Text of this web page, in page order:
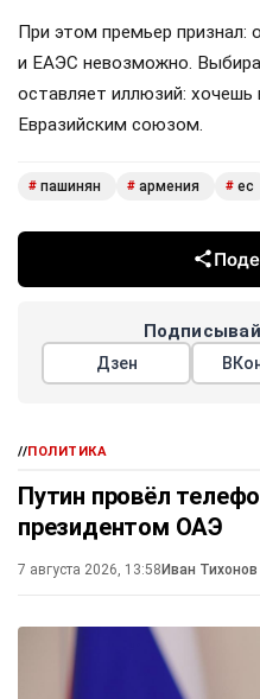
При этом премьер признал:
и ЕАЭС невозможно.
оставляет иллюзий:
Евразийским союзом.
# пашинян # армения # ес
Дзен
//ПОЛИТИКА
Путин провёл
президентом ОАЭ
7 августа 2026, 13:58Иван Тихонов